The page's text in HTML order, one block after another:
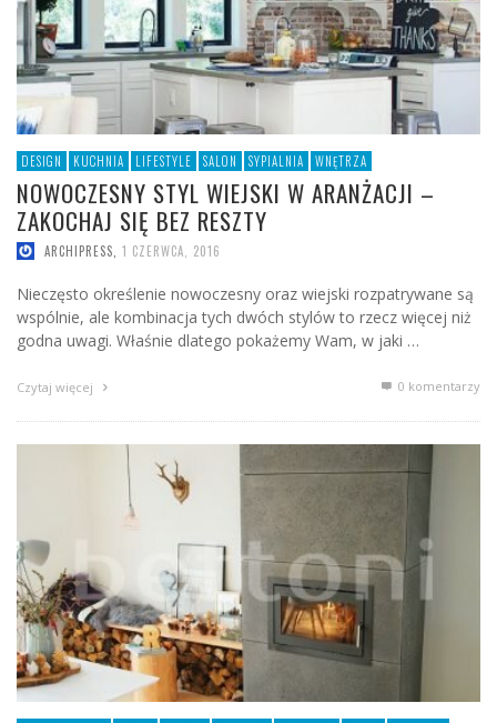
DESIGN KUCHNIA LIFESTYLE SALON SYPIALNIA WNĘTRZA
NOWOCZESNY STYL WIEJSKI W ARANŻACJI –
ZAKOCHAJ SIĘ BEZ RESZTY
ARCHIPRESS 1 CZERWCA, 2016
Nieczęsto określenie nowoczesny oraz wiejski rozpatrywane są
wspólnie, ale kombinacja tych dwóch stylów to rzecz więcej niż
godna uwagi. Właśnie dlatego pokażemy Wam, w jaki …
Czytaj więcej 0 komentarzy